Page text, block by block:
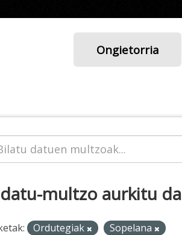
Ongietorria
multzo aurkitu da
Ordutegiak
Sopelana